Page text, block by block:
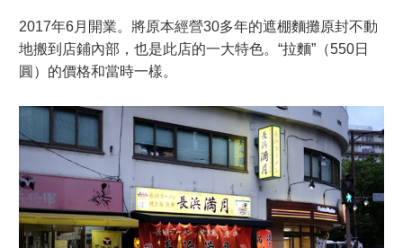
2017年6月開業。將原本經營30多年的遮棚麵攤原封不動
地搬到店鋪內部，也是此店的一大特色。“拉麵”（550日
圓）的價格和當時一樣。